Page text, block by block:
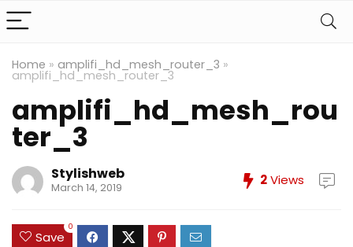
Home » amplifi_hd_mesh_router_3 »
amplifi_hd_mesh_router_3
amplifi_hd_mesh_rou
ter_3
Stylishweb
March 14, 2019 2Views
Save
0